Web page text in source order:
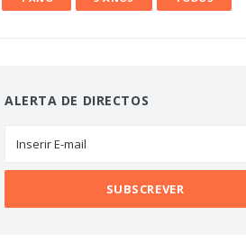
ALERTA DE DIRECTOS